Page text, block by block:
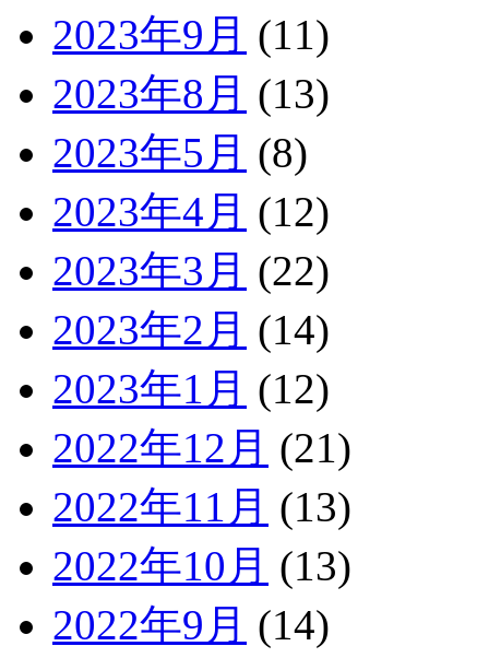
2023年9月 (11)
2023年8月 (13)
2023年5月 (8)
2023年4月 (12)
2023年3月 (22)
2023年2月 (14)
2023年1月 (12)
2022年12月 (21)
2022年11月 (13)
2022年10月 (13)
2022年9月 (14)